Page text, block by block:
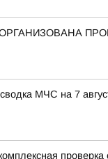
МЧС на 7
проверка